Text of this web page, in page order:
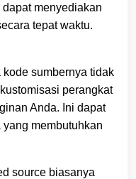
menyediakan
tepat waktu.
sumbernya tidak
perangkat
Anda. Ini dapat
membutuhkan
source biasanya